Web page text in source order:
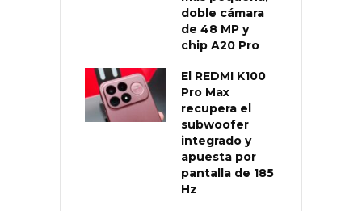
doble cámara
de 48 MP y
chip A20 Pro
El REDMI K100
Pro Max
recupera el
subwoofer
integrado y
apuesta por
pantalla de 185
Hz